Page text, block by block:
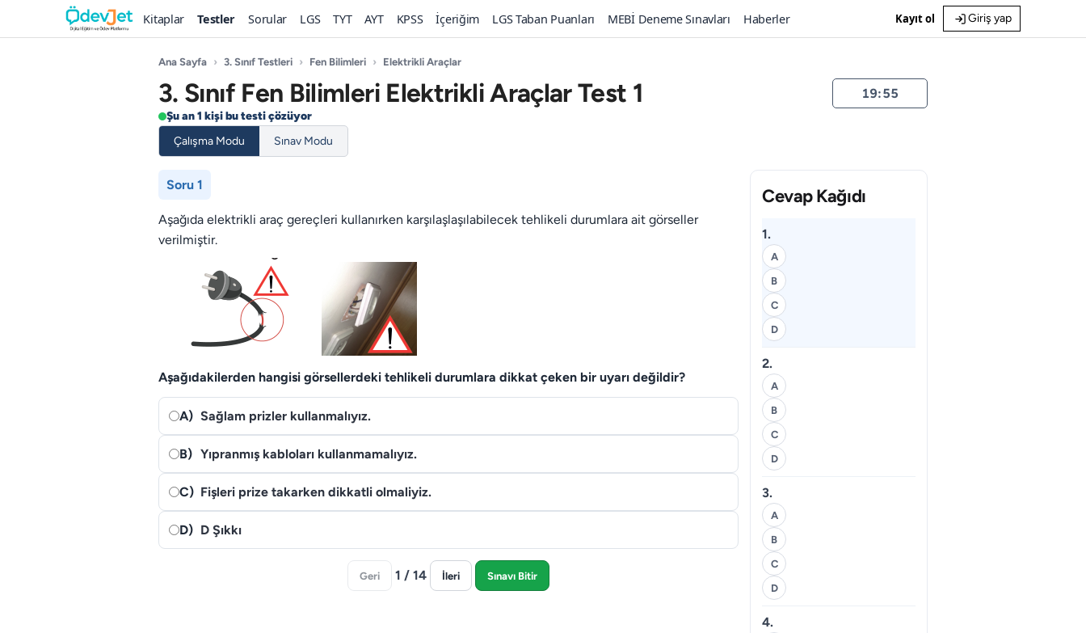
Kitaplar Testler Sorular LGS TYT AYT KPSS İçeriğim LGS Taban Puanları MEBİ Deneme Sınavları Haberler Kayıt ol Giriş yap
Ana Sayfa › 3. Sınıf Testleri › Fen Bilimleri › Elektrikli Araçlar
3. Sınıf Fen Bilimleri Elektrikli Araçlar Test 1
Şu an 1 kişi bu testi çözüyor
Çalışma Modu
Sınav Modu
19:55
Soru 1
Aşağıda elektrikli araç gereçleri kul­lanırken karşılaşlaşılabilecek tehlikeli durumlara ait görseller
verilmiştir.
Aşağıdakilerden hangisi görsellerdeki tehlikeli durumlara dikkat çeken bir uyarı değildir?
A) Sağlam prizler kullanmalıyız.
B) Yıpranmış kabloları kullanmamalıyız.
C) Fişleri prize takarken dikkatli olmaliyiz.
D) D Şıkkı
Geri 1 / 14 İleri Sınavı Bitir
Cevap Kağıdı
1.
A
B
C
D
2.
A
B
C
D
3.
A
B
C
D
4.